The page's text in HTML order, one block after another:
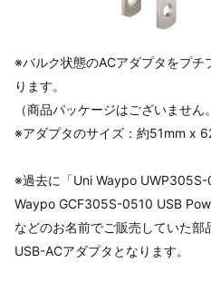
※バルク状態のACアダプタをプチ
ります。
（商品パッケージはございません
※アダプタのサイズ：約51mm x
※過去に「Uni Waypo
Waypo GCF305S-0510 USB
などのお名前でご販売していた
USB-ACアダプタとなります。